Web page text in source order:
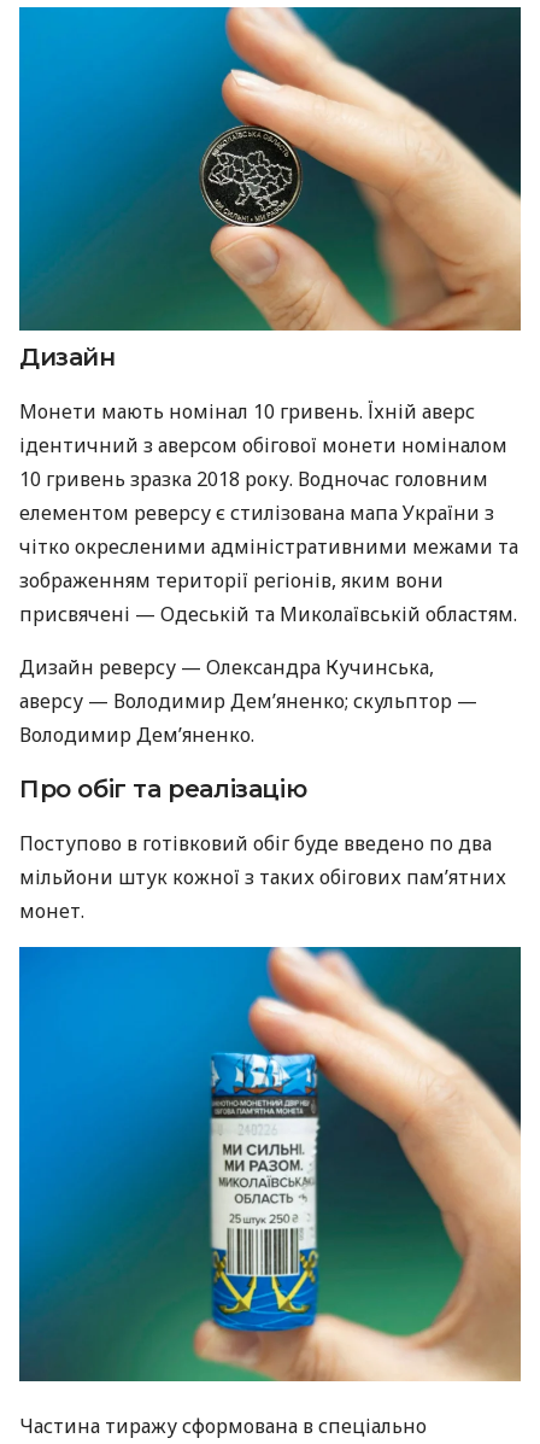
Дизайн
Монети мають номінал 10 гривень. Їхній аверс
ідентичний з аверсом обігової монети номіналом
10 гривень зразка 2018 року. Водночас головним
елементом реверсу є стилізована мапа України з
чітко окресленими адміністративними межами та
зображенням території регіонів, яким вони
присвячені — Одеській та Миколаївській областям.
Дизайн реверсу — Олександра Кучинська,
аверсу — Володимир Дем’яненко; скульптор —
Володимир Дем’яненко.
Про обіг та реалізацію
Поступово в готівковий обіг буде введено по два
мільйони штук кожної з таких обігових пам’ятних
монет.
Частина тиражу сформована в спеціально